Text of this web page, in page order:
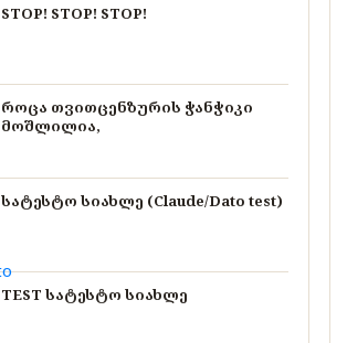
STOP! STOP! STOP!
როცა თვითცენზურის ჭანჭიკი
მოშლილია,
სატესტო სიახლე (Claude/Dato test)
TEST სატესტო სიახლე